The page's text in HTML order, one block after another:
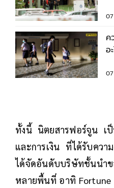
ค
อ
ทั้งนี้ นิตยสารฟอร์จูน เ
และการเงิน ที่ได้รับควา
ได้จัดอันดับบริษัทชั้นน
หลายพื้นที่ อาทิ Fortune